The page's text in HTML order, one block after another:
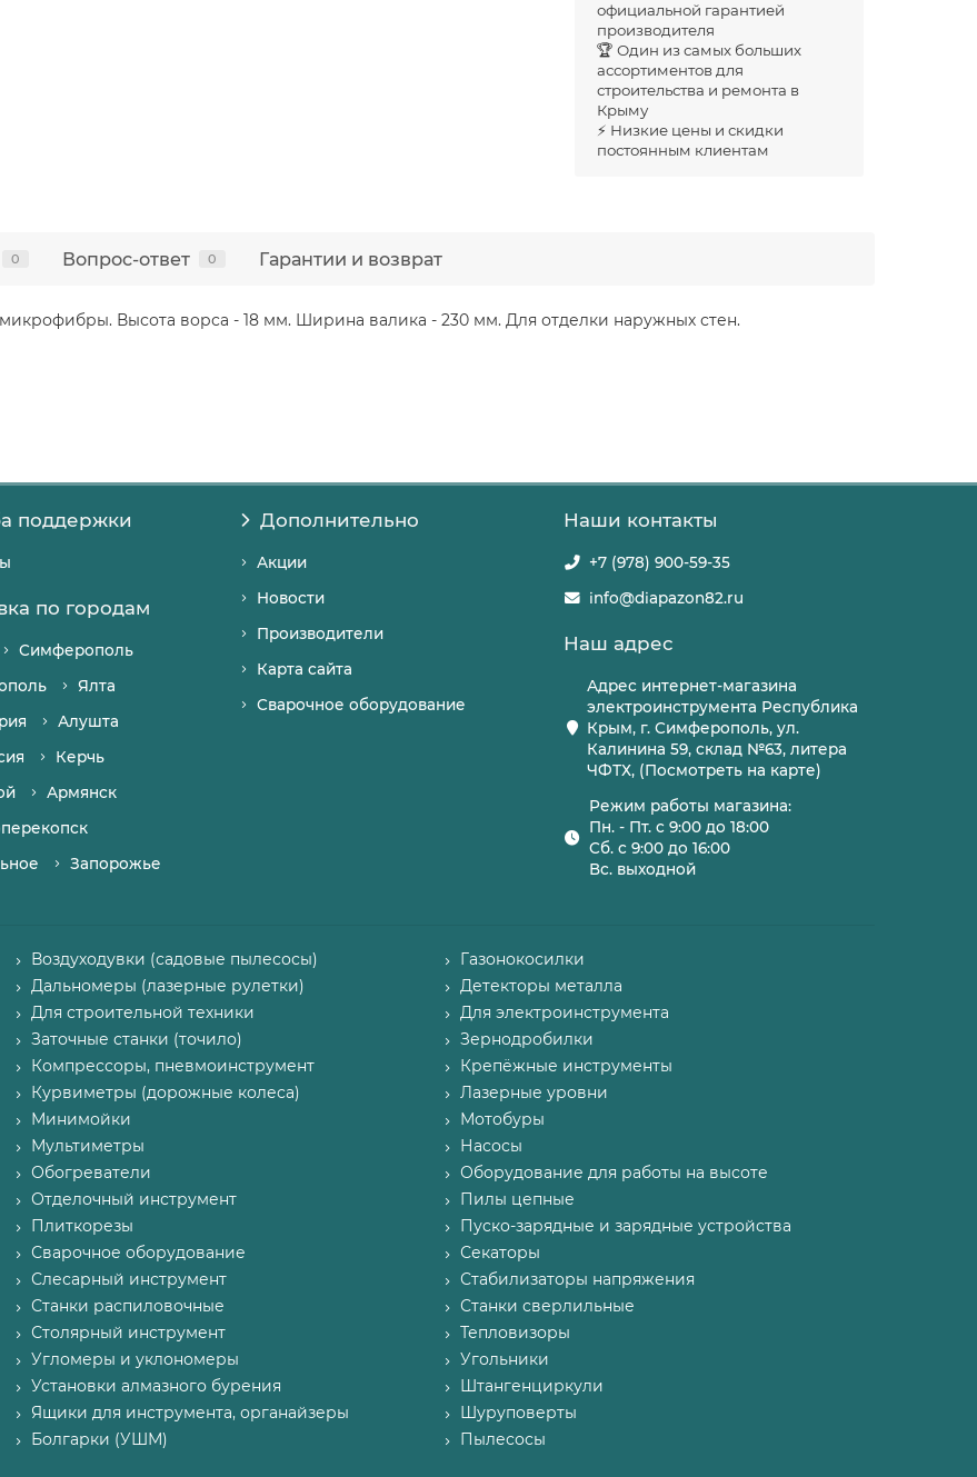
официальной гарантией
производителя
🏆 Один из самых больших
ассортиментов для
строительства и ремонта в
Крыму
⚡ Низкие цены и скидки
постоянным клиентам
0 Вопрос-ответ 0 Гарантии и возврат
Высота ворса - 18 мм. Ширина валика - 230 мм. Для отделки наружных стен.
поддержки
по городам
Симферополь
Ялта
Алушта
Керчь
Армянск
Запорожье
Дополнительно
Акции
Новости
Производители
Карта сайта
Сварочное оборудование
Наши контакты
+7 (978) 900-59-35
info@diapazon82.ru
Наш адрес
Адрес интернет-магазина
электроинструмента Республика
Крым, г. Симферополь, ул.
Калинина 59, склад №63, литера
ЧФТХ, (Посмотреть на карте)
Режим работы магазина:
Пн. - Пт. с 9:00 до 18:00
Сб. с 9:00 до 16:00
Вс. выходной
Воздуходувки (садовые пылесосы)
Газонокосилки
Дальномеры (лазерные рулетки)
Детекторы металла
Для строительной техники
Для электроинструмента
Заточные станки (точило)
Зернодробилки
Компрессоры, пневмоинструмент
Крепёжные инструменты
Курвиметры (дорожные колеса)
Лазерные уровни
Минимойки
Мотобуры
Мультиметры
Насосы
Обогреватели
Оборудование для работы на высоте
Отделочный инструмент
Пилы цепные
Плиткорезы
Пуско-зарядные и зарядные устройства
Сварочное оборудование
Секаторы
Слесарный инструмент
Стабилизаторы напряжения
Станки распиловочные
Станки сверлильные
Столярный инструмент
Тепловизоры
Угломеры и уклономеры
Угольники
Установки алмазного бурения
Штангенциркули
Ящики для инструмента, органайзеры
Шуруповерты
Болгарки (УШМ) Пылесосы